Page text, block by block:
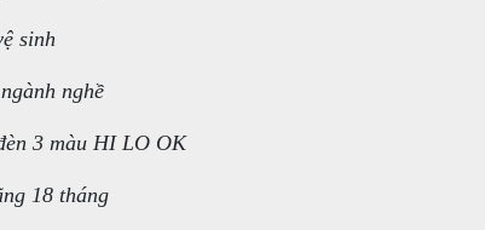
sinh
nghề
3 màu HI LO OK
18 tháng